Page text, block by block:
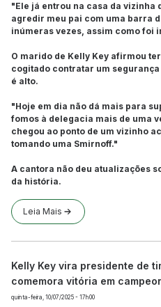
"Ele já entrou na casa da vizinha
agredir meu pai com uma barra
inúmeras vezes, assim como foi
O marido de Kelly Key afirmou
cogitado contratar um
é alto.
"Hoje em dia não dá mais para
fomos à delegacia mais de uma
chegou ao ponto de um vizinho
tomando uma Smirnoff."
A cantora não deu atualizações
da história.
Leia Mais
Kelly Key vira presidente de
comemora vitória em
quinta-feira, 10/07/2025 - 17h00